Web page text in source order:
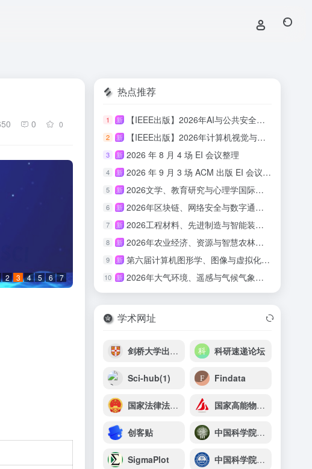
0 0
2 3 4 5 6 7
热点推荐
1 新 【IEEE出版】2026年AI与公共安全国际学术会议
2 新 【IEEE出版】2026年计算机视觉与具身智能国际学术会议
3 新 2026 年 8 月 4 场 EI 会议整理
4 新 2026 年 9 月 3 场 ACM 出版 EI 会议汇总
5 新 2026文学、教育研究与心理学国际会议(ICLERP 2026)
6 新 2026年区块链、网络安全与数字通信国际会议（ICBCBC 2026）
7 新 2026工程材料、先进制造与智能装备国际会议（ICEMAMIE 2026）
8 新 2026年农业经济、资源与智慧农林国际学术会议（AERSAF 2026）
9 新 第六届计算机图形学、图像与虚拟化研究国际会议（ICCGIV 2026）
10 新 2026年大气环境、遥感与气候气象国际学术会议（AERSCM 2026）
学术网址
剑桥大学出版社（Cambridge University Press） 科研速递论坛
Sci-hub(1) Findata
国家法律法规数据库 国家高能物理科学数据中心
创客贴 中国科学院西双版纳热带植物园
SigmaPlot 中国科学院青岛生物能源与过程研究所